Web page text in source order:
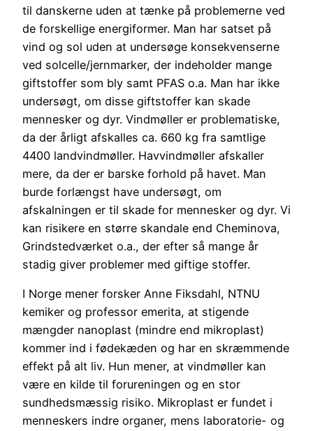
til danskerne uden at tænke på problemerne ved
de forskellige energiformer. Man har satset på
vind og sol uden at undersøge konsekvenserne
ved solcelle/jernmarker, der indeholder mange
giftstoffer som bly samt PFAS o.a. Man har ikke
undersøgt, om disse giftstoffer kan skade
mennesker og dyr. Vindmøller er problematiske,
da der årligt afskalles ca. 660 kg fra samtlige
4400 landvindmøller. Havvindmøller afskaller
mere, da der er barske forhold på havet. Man
burde forlængst have undersøgt, om
afskalningen er til skade for mennesker og dyr. Vi
kan risikere en større skandale end Cheminova,
Grindstedværket o.a., der efter så mange år
stadig giver problemer med giftige stoffer.
I Norge mener forsker Anne Fiksdahl, NTNU
kemiker og professor emerita, at stigende
mængder nanoplast (mindre end mikroplast)
kommer ind i fødekæden og har en skræmmende
effekt på alt liv. Hun mener, at vindmøller kan
være en kilde til forureningen og en stor
sundhedsmæssig risiko. Mikroplast er fundet i
menneskers indre organer, mens laboratorie- og